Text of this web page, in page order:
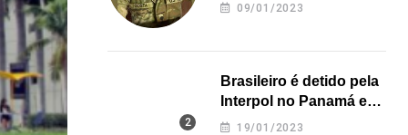
09/01/2023
Brasileiro é detido pela
Interpol no Panamá e
pode pegar prisão
19/01/2023